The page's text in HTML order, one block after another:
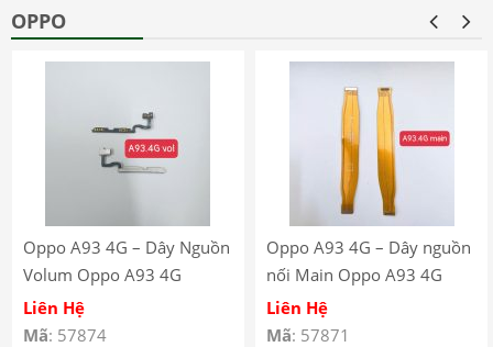
OPPO
Oppo A93 4G – Dây Nguồn
Volum Oppo A93 4G
CPH2121 CPH2123
Liên Hệ
Mã: 57874
Oppo A93 4G – Dây nguồn
nối Main Oppo A93 4G
CPH2121 CPH2123
Liên Hệ
Mã: 57871